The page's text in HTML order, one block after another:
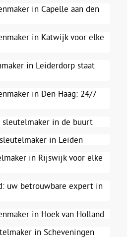
in Capelle aan den
in Katwijk voor elke
in Leiderdorp staat
in Den Haag: 24/7
in de buurt
in Leiden
in Rijswijk voor elke
uw betrouwbare expert in
in Hoek van Holland
in Scheveningen